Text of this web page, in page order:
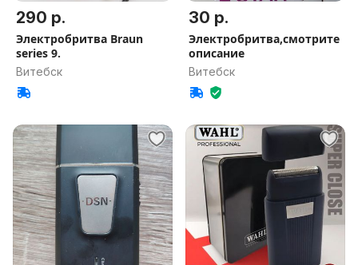
290 р.
Электробритва Braun
series 9.
Витебск
30 р.
Электробритва,смотрите
описание
Витебск